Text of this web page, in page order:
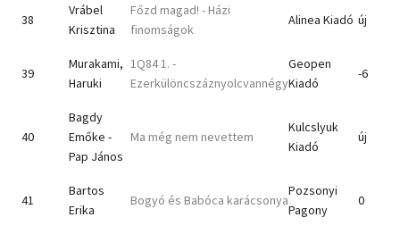
38
Vrábel
Krisztina
Főzd magad! - Házi
finomságok
Alinea Kiadó új
39
Murakami,
Haruki
1Q84 1. -
Ezerkülöncszáznyolcvannégy
Geopen
Kiadó
-6
40
Bagdy
Emőke -
Pap János
Ma még nem nevettem
Kulcslyuk
Kiadó
új
41
Bartos
Erika
Bogyó és Babóca karácsonya
Pozsonyi
Pagony
0